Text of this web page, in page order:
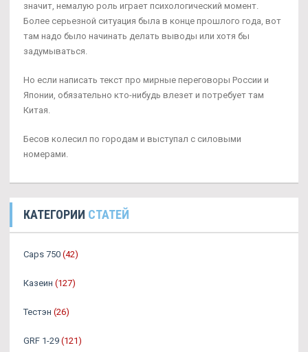
значит, немалую роль играет психологический момент.
Более серьезной ситуация была в конце прошлого года, вот
там надо было начинать делать выводы или хотя бы
задумываться.
Но если написать текст про мирные переговоры России и
Японии, обязательно кто-нибудь влезет и потребует там
Китая.
Бесов колесил по городам и выступал с силовыми
номерами.
КАТЕГОРИИ СТАТЕЙ
Caps 750 (42)
Казеин (127)
Тестэн (26)
GRF 1-29 (121)